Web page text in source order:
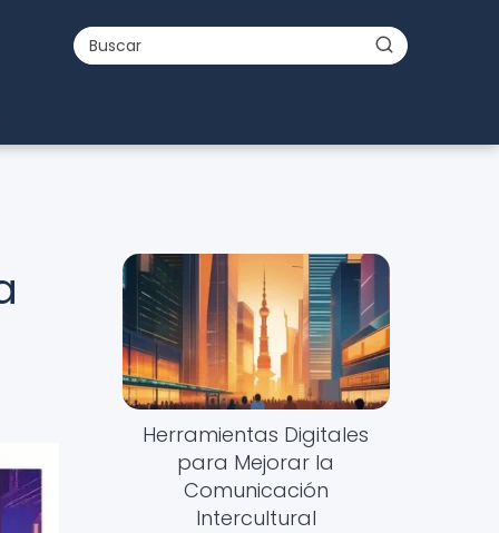
Herramientas Digitales
para Mejorar la
Comunicación
Intercultural